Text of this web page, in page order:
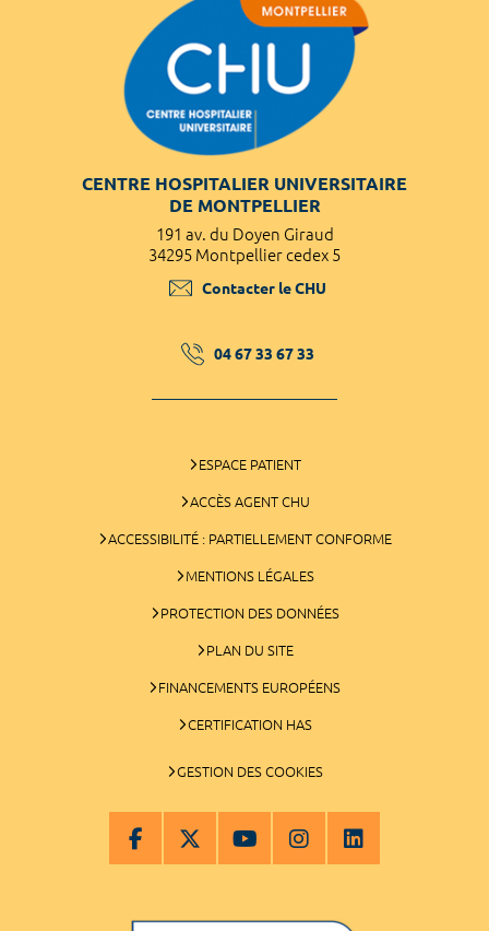
CENTRE HOSPITALIER UNIVERSITAIRE
DE MONTPELLIER
191 av. du Doyen Giraud
34295 Montpellier cedex 5
Contacter le CHU
04 67 33 67 33
ESPACE PATIENT
ACCÈS AGENT CHU
ACCESSIBILITÉ : PARTIELLEMENT CONFORME
MENTIONS LÉGALES
PROTECTION DES DONNÉES
PLAN DU SITE
FINANCEMENTS EUROPÉENS
CERTIFICATION HAS
GESTION DES COOKIES